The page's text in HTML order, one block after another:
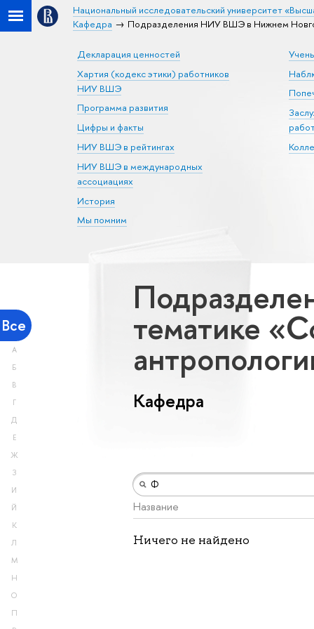
Национальный исследовательский университет
Кафедра
Подразделения НИУ ВШЭ в Нижнем
Декларация ценностей
Хартия (кодекс этики) работников
НИУ ВШЭ
Программа развития
Цифры и факты
НИУ ВШЭ в рейтингах
НИУ ВШЭ в международных
ассоциациях
История
Мы помним
Все
А
Б
В
Г
Д
Е
Ж
З
И
Й
К
Л
М
Н
О
П
тематике
Кафедра
Название
Ничего не найдено